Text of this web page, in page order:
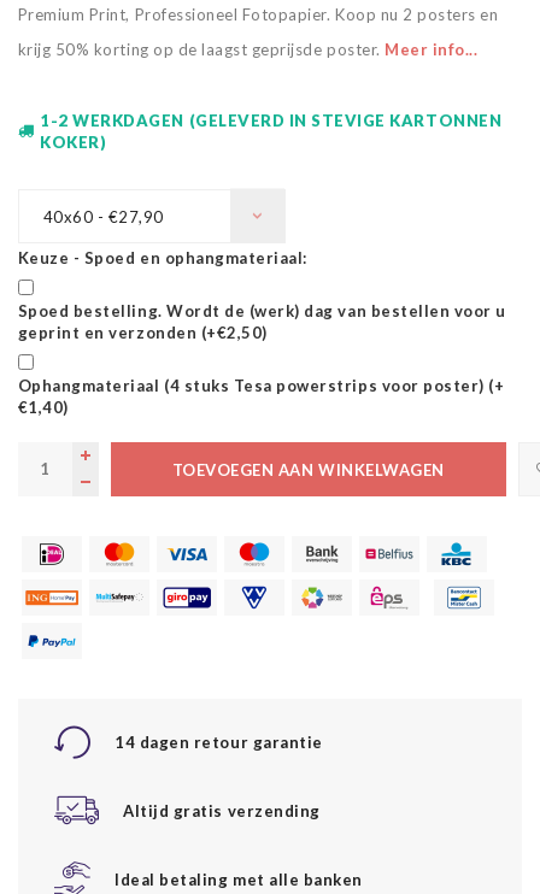
Premium Print, Professioneel Fotopapier. Koop nu 2 posters en
krijg 50% korting op de laagst geprijsde poster. Meer info...
1-2 WERKDAGEN (GELEVERD IN STEVIGE KARTONNEN
KOKER)
40x60 - €27,90
Keuze - Spoed en ophangmateriaal:
Spoed bestelling. Wordt de (werk) dag van bestellen voor u
geprint en verzonden (+€2,50)
Ophangmateriaal (4 stuks Tesa powerstrips voor poster) (+
€1,40)
TOEVOEGEN AAN WINKELWAGEN
14 dagen retour garantie
Altijd gratis verzending
Ideal betaling met alle banken